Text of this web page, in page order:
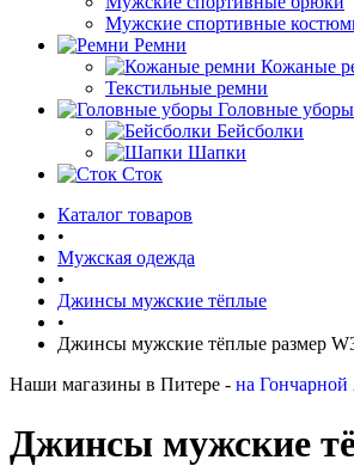
Мужские спортивные
Ремни
Кожаные
Текстильные ремни
Головные уборы
Бейсболки
Шапки
Сток
Каталог товаров
•
Мужская одежда
•
Джинсы мужские тёплые
•
Джинсы мужские тёплые размер
Наши магазины в Питере - на Гончарной
Джинсы мужские